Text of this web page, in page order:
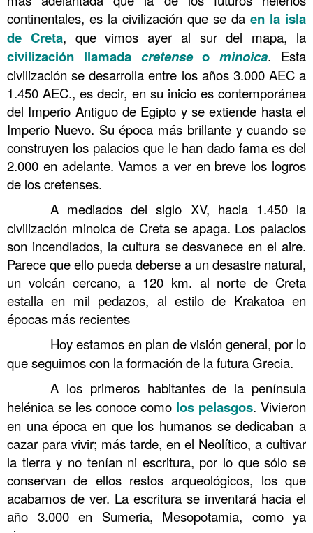
continentales, es la civilización que se da en la isla
de Creta, que vimos ayer al sur del mapa, la
civilización llamada cretenseominoica. Esta
civilización se desarrolla entre los años 3.000 AEC a
1.450 AEC., es decir, en su inicio es contemporánea
del Imperio Antiguo de Egipto y se extiende hasta el
Imperio Nuevo. Su época más brillante y cuando se
construyen los palacios que le han dado fama es del
2.000 en adelante. Vamos a ver en breve los logros
de los cretenses.
A mediados del siglo XV, hacia 1.450 la
civilización minoica de Creta se apaga. Los palacios
son incendiados, la cultura se desvanece en el aire.
Parece que ello pueda deberse a un desastre natural,
un volcán cercano, a 120 km. al norte de Creta
estalla en mil pedazos, al estilo de Krakatoa en
épocas más recientes
Hoy estamos en plan de visión general, por lo
que seguimos con la formación de la futura Grecia.
A los primeros habitantes de la península
helénica se les conoce como los pelasgos. Vivieron
en una época en que los humanos se dedicaban a
cazar para vivir; más tarde, en el Neolítico, a cultivar
la tierra y no tenían ni escritura, por lo que sólo se
conservan de ellos restos arqueológicos, los que
acabamos de ver. La escritura se inventará hacia el
año 3.000 en Sumeria, Mesopotamia, como ya